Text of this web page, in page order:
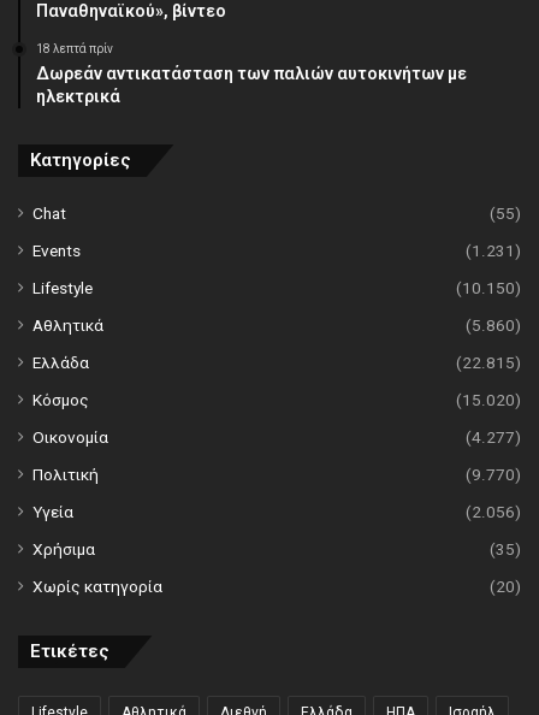
Παναθηναϊκού», βίντεο
18 λεπτά πρίν
Δωρεάν αντικατάσταση των παλιών αυτοκινήτων με
ηλεκτρικά
Κατηγορίες
Chat
(55)
Events
(1.231)
Lifestyle
(10.150)
Αθλητικά
(5.860)
Ελλάδα
(22.815)
Κόσμος
(15.020)
Οικονομία
(4.277)
Πολιτική
(9.770)
Υγεία
(2.056)
Χρήσιμα
(35)
Χωρίς κατηγορία
(20)
Ετικέτες